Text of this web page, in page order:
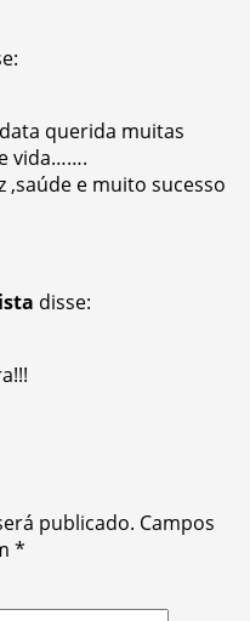
querida muitas
vida…….
,saúde e muito sucesso
disse:
publicado. Campos
*